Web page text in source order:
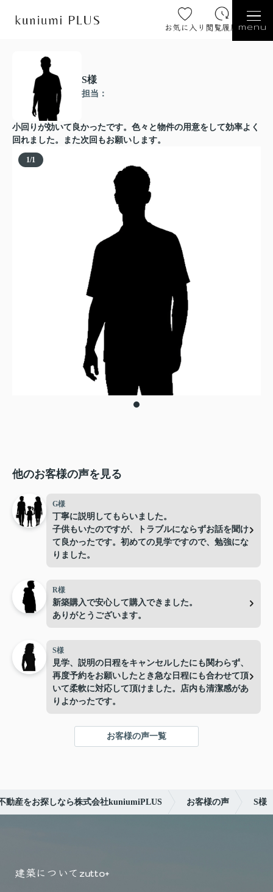
お気に入り 閲覧履歴 menu
S様
担当：
小回りが効いて良かったです。色々と物件の用意をして効率よく
回れました。また次回もお願いします。
1/1
他のお客様の声を見る
G様
丁寧に説明してもらいました。
子供もいたのですが、トラブルにならずお話を聞け
て良かったです。初めての見学ですので、勉強にな
りました。
R様
新築購入で安心して購入できました。
ありがとうございます。
S様
見学、説明の日程をキャンセルしたにも関わらず、
再度予約をお願いしたとき急な日程にも合わせて頂
いて柔軟に対応して頂けました。店内も清潔感があ
りよかったです。
お客様の声一覧
動産をお探しなら株式会社kuniumiPLUS お客様の声 S様
建築について zutto+